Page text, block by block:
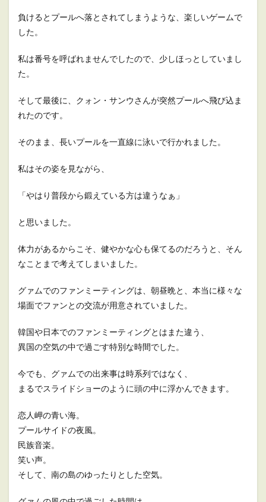
負けるとプールへ落とされてしまうような、楽しいゲームで
した。
私は番号を呼ばれませんでしたので、少しほっとしていまし
た。
そして最後に、クォン・サンウさんが突然プールへ飛び込ま
れたのです。
そのまま、長いプールを一直線に泳いで行かれました。
私はその姿を見ながら、
「やはり普段から鍛えている方は違うなぁ」
と思いました。
体力があるからこそ、健やかな心も保てるのだろうと、そん
なことまで考えてしまいました。
グァムでのファンミーティングは、朝昼晩と、本当に様々な
場面でファンとの交流が用意されていました。
韓国や日本でのファンミーティングとはまた違う、
異国の空気の中で過ごす特別な時間でした。
今でも、グァムでの出来事は時系列ではなく、
まるでスライドショーのように頭の中に浮かんできます。
恋人岬の青い海。
プールサイドの夜風。
民族音楽。
笑い声。
そして、南の島のゆったりとした空気。